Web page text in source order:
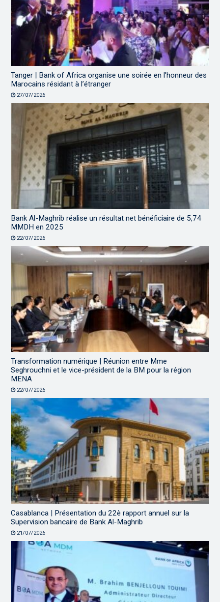
Tanger | Bank of Africa organise une soirée en l’honneur des
Marocains résidant à l’étranger
27/07/2026
Bank Al-Maghrib réalise un résultat net bénéficiaire de 5,74
MMDH en 2025
22/07/2026
Transformation numérique | Réunion entre Mme
Seghrouchni et le vice-président de la BM pour la région
MENA
22/07/2026
Casablanca | Présentation du 22è rapport annuel sur la
Supervision bancaire de Bank Al-Maghrib
21/07/2026